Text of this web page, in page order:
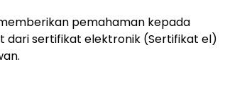
pemahaman kepada
sertifikat elektronik (Sertifikat el)